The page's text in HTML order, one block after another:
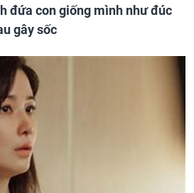
đứa con giống mình như đúc
gây sốc